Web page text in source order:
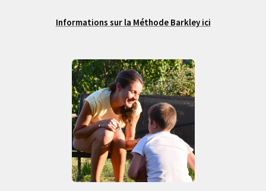
Informations sur la Méthode Barkley ici